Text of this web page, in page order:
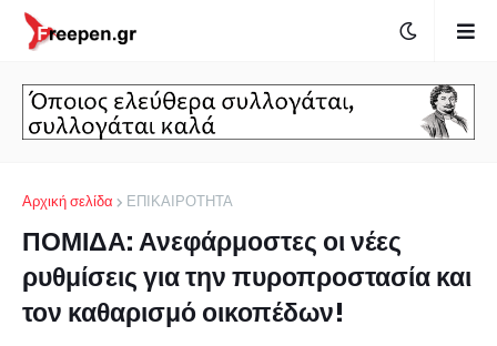
Αρχική σελίδα ΕΠΙΚΑΙΡΟΤΗΤΑ
ΠΟΜΙΔΑ: Ανεφάρμοστες οι νέες
ρυθμίσεις για την πυροπροστασία και
τον καθαρισμό οικοπέδων!